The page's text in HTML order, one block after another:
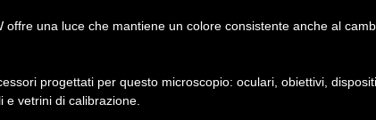
offre una luce che mantiene un colore consistente anche al
progettati per questo microscopio: oculari, obiettivi,
vetrini di calibrazione.